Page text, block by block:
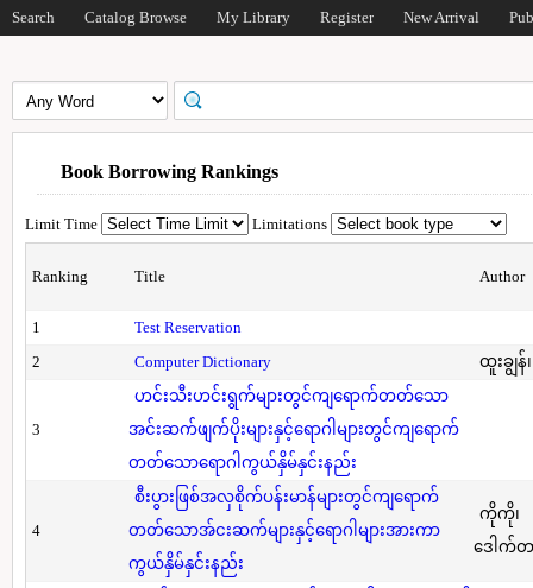
Search Catalog Browse My Library Register New Arrival
Book Borrowing Rankings
Limit Time Limitations
Ranking Title Author
1
Test Reservation
2
Computer Dictionary ထူးချွန်
3
ဟင်းသီးဟင်းရွက်များတွင်ကျရောက်တတ်သော
အင်းဆက်ဖျက်ပိုးများနှင့်ရောဂါများတွင်ကျရောက်
တတ်သောရောဂါကွယ်နှိမ်နှင်းနည်း
4
စီးပွားဖြစ်အလှစိုက်ပန်းမာန်များတွင်ကျရောက်
တတ်သောအ်ငးဆက်များနှင့်ရောဂါများအားကာ
ကွယ်နှိမ်နှင်းနည်း
ကိုကို၊
ဒေါက်တ